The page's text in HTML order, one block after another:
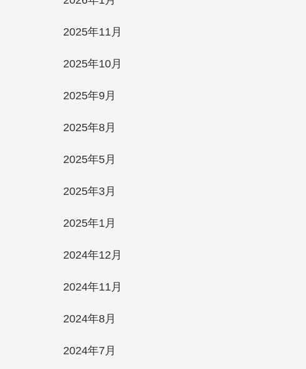
2025年11月
2025年10月
2025年9月
2025年8月
2025年5月
2025年3月
2025年1月
2024年12月
2024年11月
2024年8月
2024年7月